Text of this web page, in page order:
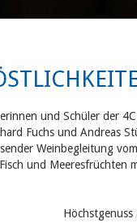
und Schüler
Fuchs und Andreas
Weinbegleitung
und Meeresfrüchten
Höchstgenuss